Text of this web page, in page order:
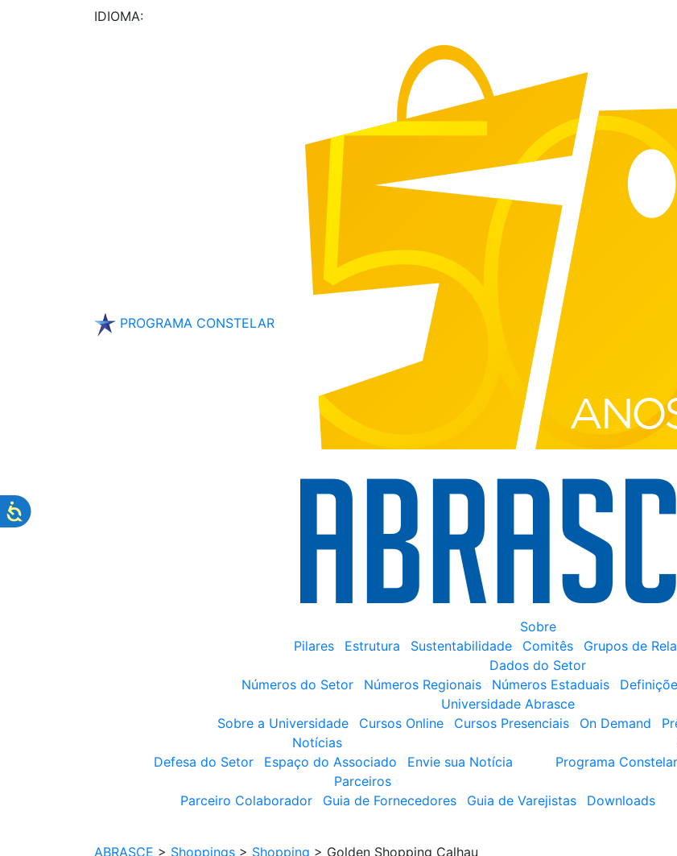
IDIOMA:
PROGRAMA CONSTELAR
Sobre
Pilares
Estrutura Sustentabilidade Comitês Grupos de
Dados do Setor
Números do Setor
Números Regionais Números Estaduais
Universidade Abrasce
Sobre a Universidade
Cursos Online Cursos Presenciais On Demand
Notícias
Defesa do Setor
Espaço do Associado Envie sua Notícia
Programa Constelar
Parceiros
Parceiro Colaborador
Guia de Fornecedores Guia de Varejistas Downloads
ABRASCE > Shoppings > Shopping > Golden Shopping Calhau